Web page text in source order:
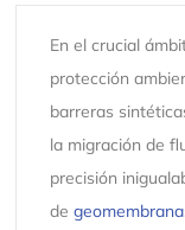
En el crucial
protección
barreras
la migración de
precisión
de